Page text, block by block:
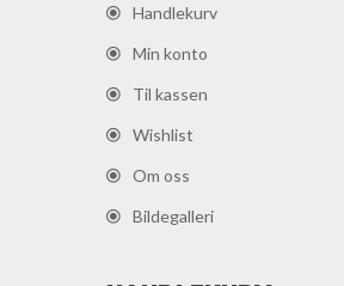
Handlekurv
Min konto
Til kassen
Wishlist
Om oss
Bildegalleri